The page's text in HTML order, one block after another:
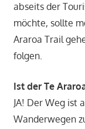
abseits der
möchte, sollte
Araroa Trail
folgen.
Ist der Te
JA! Der Weg ist
Wanderwegen